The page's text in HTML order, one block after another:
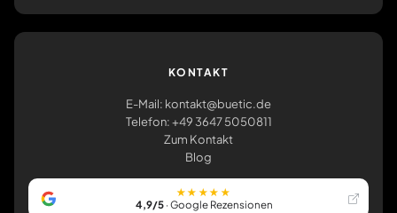
KONTAKT
E-Mail: kontakt@buetic.de
Telefon: +49 3647 5050811
Zum Kontakt
Blog
★★★★★
4,9/5· Google Rezensionen